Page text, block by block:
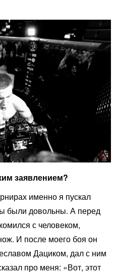
заявлением?
именно я пускал
были довольны. А перед
с человеком,
И после моего боя он
Дациком, дал с ним
про меня: «Вот, этот